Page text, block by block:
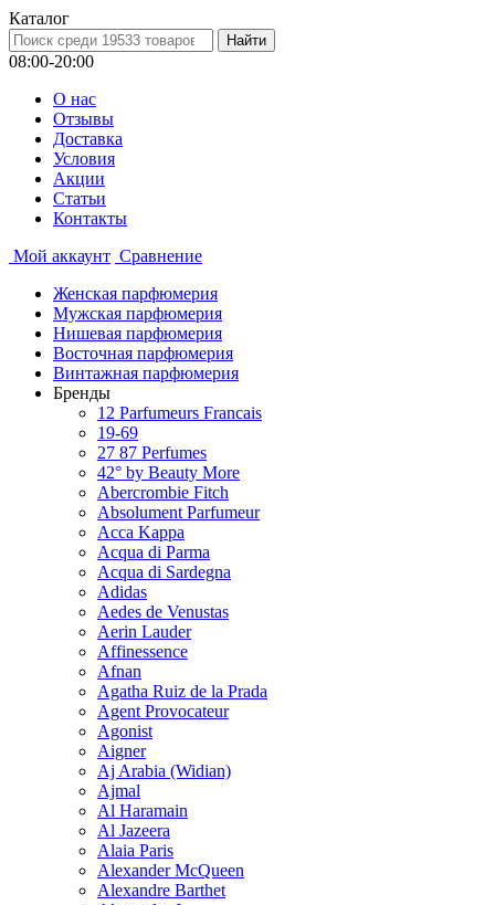
Каталог
08:00-20:00
О нас
Отзывы
Доставка
Условия
Aкции
Статьи
Контакты
Мой аккаунт Сравнение
Женская парфюмерия
Мужская парфюмерия
Нишевая парфюмерия
Восточная парфюмерия
Винтажная парфюмерия
Бренды
12 Parfumeurs Francais
19-69
27 87 Perfumes
42° by Beauty More
Abercrombie Fitch
Absolument Parfumeur
Acca Kappa
Acqua di Parma
Acqua di Sardegna
Adidas
Aedes de Venustas
Aerin Lauder
Affinessence
Afnan
Agatha Ruiz de la Prada
Agent Provocateur
Agonist
Aigner
Aj Arabia (Widian)
Ajmal
Al Haramain
Al Jazeera
Alaia Paris
Alexander McQueen
Alexandre Barthet